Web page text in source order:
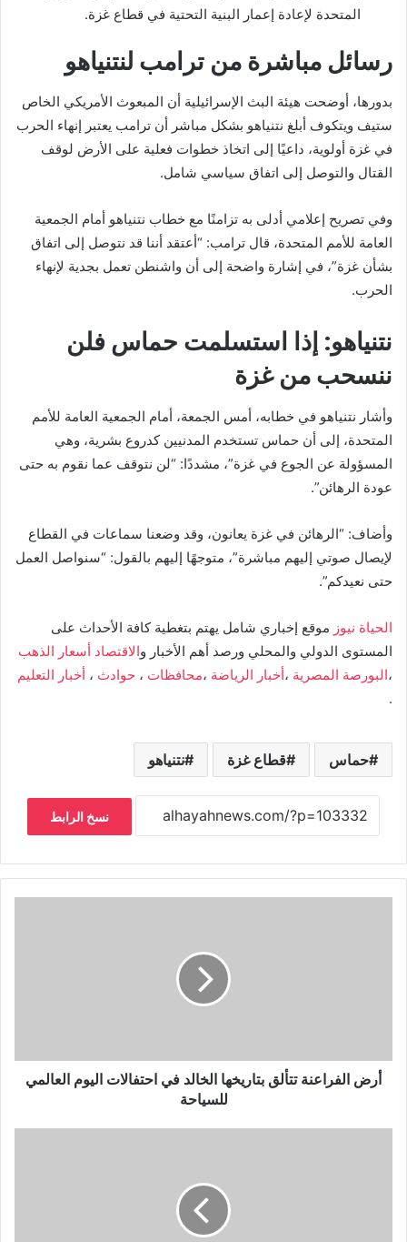
المتحدة لإعادة إعمار البنية التحتية في قطاع غزة.
رسائل مباشرة من ترامب لنتنياهو
بدورها، أوضحت هيئة البث الإسرائيلية أن المبعوث الأمريكي الخاص
ستيف ويتكوف أبلغ نتنياهو بشكل مباشر أن ترامب يعتبر إنهاء الحرب
في غزة أولوية، داعيًا إلى اتخاذ خطوات فعلية على الأرض لوقف
القتال والتوصل إلى اتفاق سياسي شامل.
وفي تصريح إعلامي أدلى به تزامنًا مع خطاب نتنياهو أمام الجمعية
العامة للأمم المتحدة، قال ترامب: “أعتقد أننا قد نتوصل إلى اتفاق
بشأن غزة”، في إشارة واضحة إلى أن واشنطن تعمل بجدية لإنهاء
الحرب.
نتنياهو: إذا استسلمت حماس فلن
ننسحب من غزة
وأشار نتنياهو في خطابه، أمس الجمعة، أمام الجمعية العامة للأمم
المتحدة، إلى أن حماس تستخدم المدنيين كدروع بشرية، وهي
المسؤولة عن الجوع في غزة”، مشددًا: “لن نتوقف عما نقوم به حتى
عودة الرهائن”.
وأضاف: “الرهائن في غزة يعانون، وقد وضعنا سماعات في القطاع
لإيصال صوتي إليهم مباشرة”، متوجهًا إليهم بالقول: “سنواصل العمل
حتى نعيدكم”.
الحياة نيوز موقع إخباري شامل يهتم بتغطية كافة الأحداث على
المستوى الدولي والمحلي ورصد أهم الأخبار والاقتصاد أسعار الذهب
،البورصة المصرية ،أخبار الرياضة ،محافظات ، حوادث ، أخبار التعليم
.
حماس قطاع غزة نتنياهو
نسخ الرابط
أرض الفراعنة تتألق بتاريخها الخالد في احتفالات اليوم العالمي
للسياحة